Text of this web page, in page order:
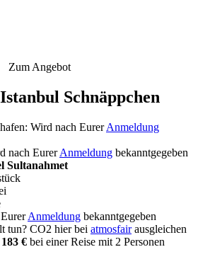
Zum Angebot
Schnäppchen
Wird nach EurerAnmeldung
nach EurerAnmeldung bekanntgegeben
Sultanahmet
Anmeldung bekanntgegeben
tun? CO2 hier bei atmosfairausgleichen
€ bei einer Reise mit 2 Personen